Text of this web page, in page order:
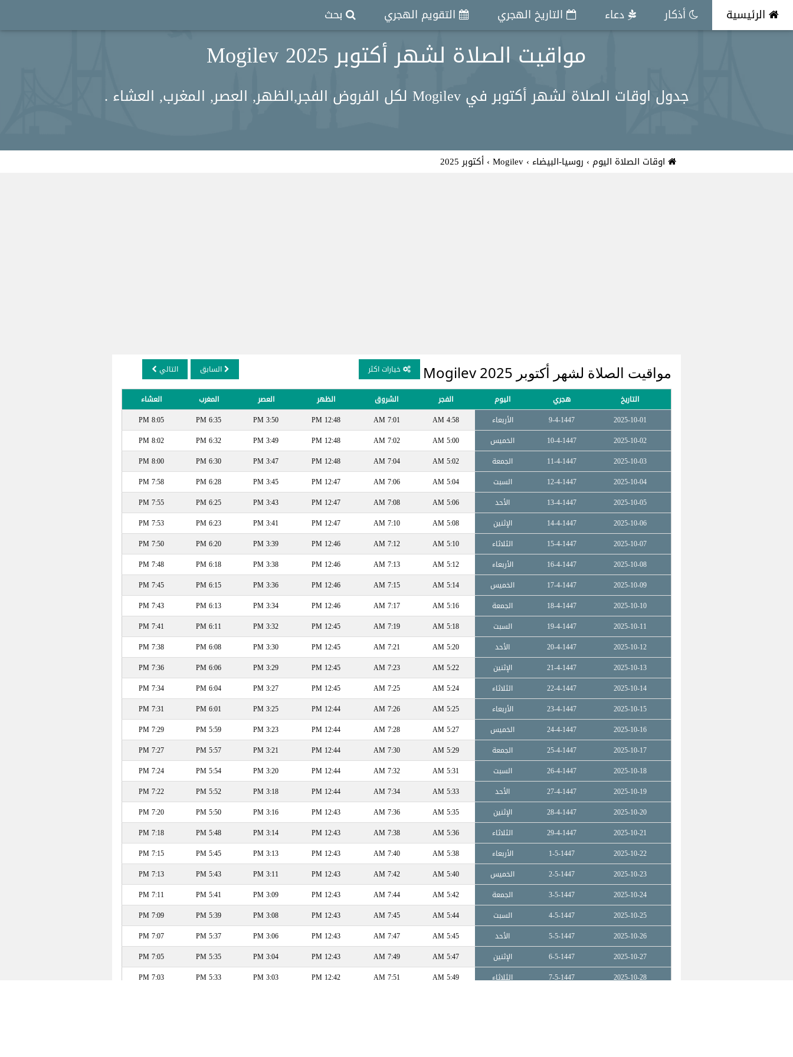
الرئيسية أذكار دعاء التاريخ الهجري التقويم الهجري بحث
مواقيت الصلاة لشهر أكتوبر 2025 Mogilev
جدول اوقات الصلاة لشهر أكتوبر في Mogilev لكل الفروض الفجر,الظهر, العصر, المغرب, العشاء .
اوقات الصلاة اليوم › روسيا-البيضاء ›
Mogilev
› أكتوبر 2025
مواقيت الصلاة لشهر أكتوبر 2025 Mogilev خيارات اكثر السابق التالي
التاريخ هجري اليوم الفجر الشروق الظهر العصر المغرب
العشاء
2025-10-01
9-4-1447 الأربعاء 4:58 AM
7:01 AM
12:48 PM
3:50 PM
6:35 PM
8:05 PM
2025-10-02
10-4-1447 الخميس 5:00 AM
7:02 AM
12:48 PM
3:49 PM
6:32 PM
8:02 PM
2025-10-03
11-4-1447 الجمعة 5:02 AM
7:04 AM
12:48 PM
3:47 PM
6:30 PM
8:00 PM
2025-10-04
12-4-1447 السبت 5:04 AM
7:06 AM
12:47 PM
3:45 PM
6:28 PM
7:58 PM
2025-10-05
13-4-1447 الأحد 5:06 AM
7:08 AM
12:47 PM
3:43 PM
6:25 PM
7:55 PM
2025-10-06
14-4-1447 الإثنين 5:08 AM
7:10 AM
12:47 PM
3:41 PM
6:23 PM
7:53 PM
2025-10-07
15-4-1447 الثلاثاء 5:10 AM
7:12 AM
12:46 PM
3:39 PM
6:20 PM
7:50 PM
2025-10-08
16-4-1447 الأربعاء 5:12 AM
7:13 AM
12:46 PM
3:38 PM
6:18 PM
7:48 PM
2025-10-09
17-4-1447 الخميس 5:14 AM
7:15 AM
12:46 PM
3:36 PM
6:15 PM
7:45 PM
2025-10-10
18-4-1447 الجمعة 5:16 AM
7:17 AM
12:46 PM
3:34 PM
6:13 PM
7:43 PM
2025-10-11
19-4-1447 السبت 5:18 AM
7:19 AM
12:45 PM
3:32 PM
6:11 PM
7:41 PM
2025-10-12
20-4-1447 الأحد 5:20 AM
7:21 AM
12:45 PM
3:30 PM
6:08 PM
7:38 PM
2025-10-13
21-4-1447 الإثنين 5:22 AM
7:23 AM
12:45 PM
3:29 PM
6:06 PM
7:36 PM
2025-10-14
22-4-1447 الثلاثاء 5:24 AM
7:25 AM
12:45 PM
3:27 PM
6:04 PM
7:34 PM
2025-10-15
23-4-1447 الأربعاء 5:25 AM
7:26 AM
12:44 PM
3:25 PM
6:01 PM
7:31 PM
2025-10-16
24-4-1447 الخميس 5:27 AM
7:28 AM
12:44 PM
3:23 PM
5:59 PM
7:29 PM
2025-10-17
25-4-1447 الجمعة 5:29 AM
7:30 AM
12:44 PM
3:21 PM
5:57 PM
7:27 PM
2025-10-18
26-4-1447 السبت 5:31 AM
7:32 AM
12:44 PM
3:20 PM
5:54 PM
7:24 PM
2025-10-19
27-4-1447 الأحد 5:33 AM
7:34 AM
12:44 PM
3:18 PM
5:52 PM
7:22 PM
2025-10-20
28-4-1447 الإثنين 5:35 AM
7:36 AM
12:43 PM
3:16 PM
5:50 PM
7:20 PM
2025-10-21
29-4-1447 الثلاثاء 5:36 AM
7:38 AM
12:43 PM
3:14 PM
5:48 PM
7:18 PM
2025-10-22
1-5-1447 الأربعاء 5:38 AM
7:40 AM
12:43 PM
3:13 PM
5:45 PM
7:15 PM
2025-10-23
2-5-1447 الخميس 5:40 AM
7:42 AM
12:43 PM
3:11 PM
5:43 PM
7:13 PM
2025-10-24
3-5-1447 الجمعة 5:42 AM
7:44 AM
12:43 PM
3:09 PM
5:41 PM
7:11 PM
2025-10-25
4-5-1447 السبت 5:44 AM
7:45 AM
12:43 PM
3:08 PM
5:39 PM
7:09 PM
2025-10-26
5-5-1447 الأحد 5:45 AM
7:47 AM
12:43 PM
3:06 PM
5:37 PM
7:07 PM
2025-10-27
6-5-1447 الإثنين 5:47 AM
7:49 AM
12:43 PM
3:04 PM
5:35 PM
7:05 PM
2025-10-28
7-5-1447 الثلاثاء 5:49 AM
7:51 AM
12:42 PM
3:03 PM
5:33 PM
7:03 PM